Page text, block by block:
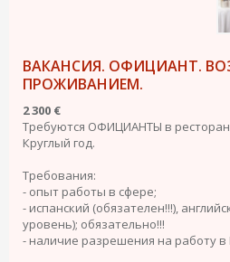
ВАКАНСИЯ. ОФИЦИАНТ.
ПРОЖИВАНИЕМ.
2 300 €
Требуются ОФИЦИАНТЫ в
Круглый год.
Требования:
- опыт работы в сфере;
- испанский (обязателен!!!),
уровень); обязательно!!!
- наличие разрешения на работу